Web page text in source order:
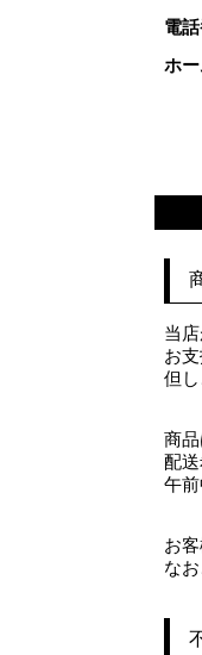
電
ホ
当
お
但
商
配
午
お
な